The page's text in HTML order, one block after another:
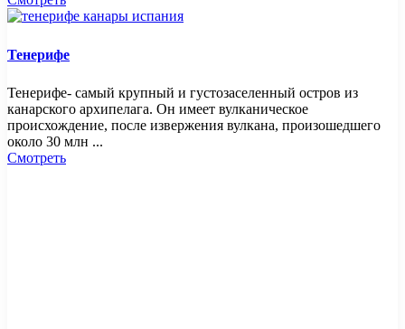
Тенерифе
Тенерифе- самый крупный и густозаселенный остров из
канарского архипелага. Он имеет вулканическое
происхождение, после извержения вулкана, произошедшего
около 30 млн ...
Смотреть